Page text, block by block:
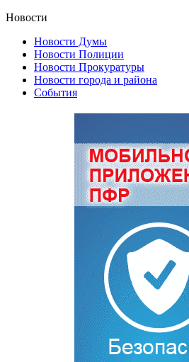
Новости
Новости Думы
Новости Полиции
Новости Прокуратуры
Новости города и района
События